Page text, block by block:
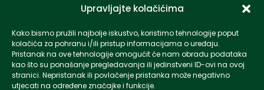
Upravljajte kolačićima
Kako bismo pružili najbolje iskustvo, koristimo tehnologije poput
kolačića za pohranu i/ili pristup informacijama o uređaju.
Pristanak na ove tehnologije omogućit će nam obradu podataka
kao što su ponašanje pregledavanja ili jedinstveni ID-ovi na ovoj
stranici. Nepristanak ili povlačenje pristanka može negativno
utjecati na određene značajke i funkcije.
Informacije
info-hr@kettner.com